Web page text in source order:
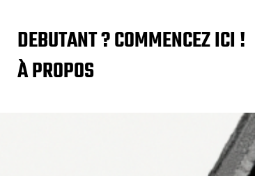
DEBUTANT ? COMMENCEZ ICI !
À PROPOS